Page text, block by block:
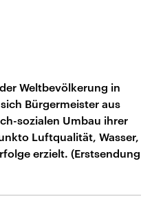
Weltbevölkerung in
Bürgermeister aus
sozialen Umbau ihrer
Luftqualität, Wasser,
erzielt. (Erstsendung